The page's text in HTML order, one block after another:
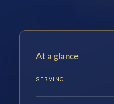
At a glance
SERVING